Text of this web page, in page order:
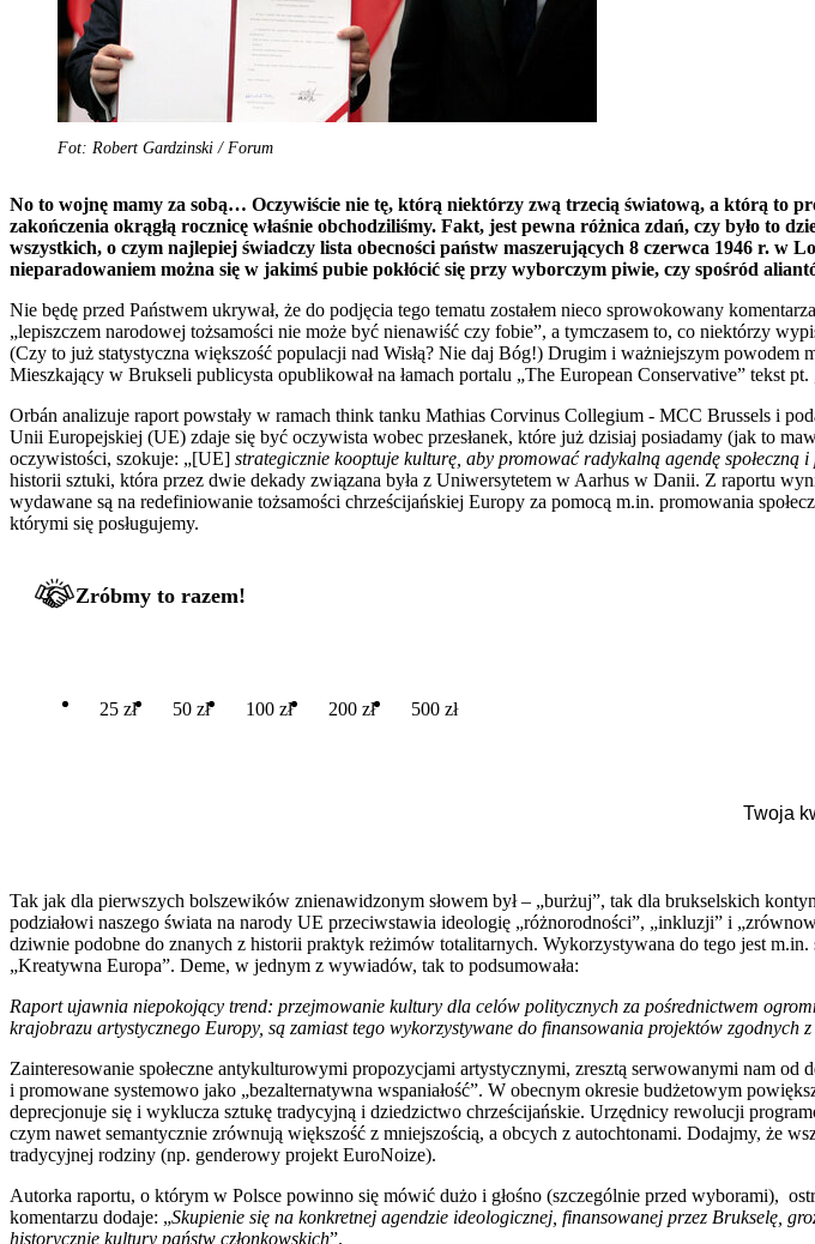
Fot: Robert Gardzinski / Forum
No to wojnę mamy za sobą… Oczywiście nie tę, którą niektórzy zwą trzecią światową, a którą to
zakończenia okrągłą rocznicę właśnie obchodziliśmy. Fakt, jest pewna różnica zdań, czy było to
wszystkich, o czym najlepiej świadczy lista obecności państw maszerujących 8 czerwca 1946 r.
nieparadowaniem można się w jakimś pubie pokłócić się przy wyborczym piwie, czy spośród
Nie będę przed Państwem ukrywał, że do podjęcia tego tematu zostałem nieco sprowokowany
„lepiszczem narodowej tożsamości nie może być nienawiść czy fobie”, a tymczasem to, co niektórzy
(Czy to już statystyczna większość populacji nad Wisłą? Nie daj Bóg!) Drugim i ważniejszym powodem
Mieszkający w Brukseli publicysta opublikował na łamach portalu „The European Conservative” tekst pt.
Orbán analizuje raport powstały w ramach think tanku Mathias Corvinus Collegium - MCC Brussels i
Unii Europejskiej (UE) zdaje się być oczywista wobec przesłanek, które już dzisiaj posiadamy (jak to
oczywistości, szokuje: „[UE] strategicznie kooptuje kulturę, aby promować radykalną agendę społeczną
historii sztuki, która przez dwie dekady związana była z Uniwersytetem w Aarhus w Danii. Z raportu
wydawane są na redefiniowanie tożsamości chrześcijańskiej Europy za pomocą m.in. promowania
którymi się posługujemy.
Zróbmy to razem!
25 zł 50 zł 100 zł 200 zł 500 zł
Tak jak dla pierwszych bolszewików znienawidzonym słowem był – „burżuj”, tak dla brukselskich
podziałowi naszego świata na narody UE przeciwstawia ideologię „różnorodności”, „inkluzji” i
dziwnie podobne do znanych z historii praktyk reżimów totalitarnych. Wykorzystywana do tego jest
„Kreatywna Europa”. Deme, w jednym z wywiadów, tak to podsumowała:
Raport ujawnia niepokojący trend: przejmowanie kultury dla celów politycznych za pośrednictwem
krajobrazu artystycznego Europy, są zamiast tego wykorzystywane do finansowania projektów
Zainteresowanie społeczne antykulturowymi propozycjami artystycznymi, zresztą serwowanymi nam
i promowane systemowo jako „bezalternatywna wspaniałość”. W obecnym okresie budżetowym
deprecjonuje się i wyklucza sztukę tradycyjną i dziedzictwo chrześcijańskie. Urzędnicy rewolucji
czym nawet semantycznie zrównują większość z mniejszością, a obcych z autochtonami. Dodajmy, że
tradycyjnej rodziny (np. genderowy projekt EuroNoize).
Autorka raportu, o którym w Polsce powinno się mówić dużo i głośno (szczególnie przed wyborami),
komentarzu dodaje: „Skupienie się na konkretnej agendzie ideologicznej, finansowanej przez Brukselę,
historycznie kultury państw członkowskich”.